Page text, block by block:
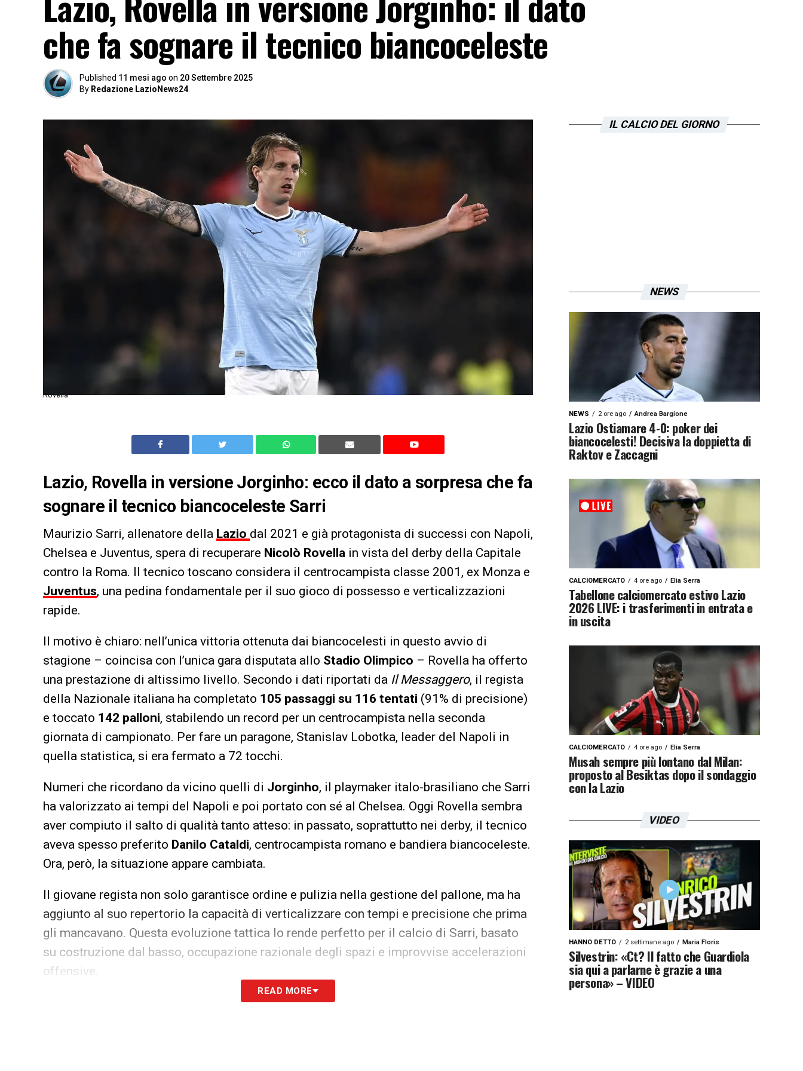
che fa sognare il tecnico biancoceleste
Published 11 mesi ago on 20 Settembre 2025
By Redazione LazioNews24
Rovella
Lazio, Rovella in versione Jorginho: ecco il dato a sorpresa che fa
sognare il tecnico biancoceleste Sarri
Maurizio Sarri, allenatore della Lazio dal 2021 e già protagonista di successi con Napoli,
Chelsea e Juventus, spera di recuperare Nicolò Rovella in vista del derby della Capitale
contro la Roma. Il tecnico toscano considera il centrocampista classe 2001, ex Monza e
Juventus, una pedina fondamentale per il suo gioco di possesso e verticalizzazioni
rapide.
Il motivo è chiaro: nell’unica vittoria ottenuta dai biancocelesti in questo avvio di
stagione – coincisa con l’unica gara disputata allo Stadio Olimpico – Rovella ha offerto
una prestazione di altissimo livello. Secondo i dati riportati da Il Messaggero, il regista
della Nazionale italiana ha completato 105 passaggi su 116 tentati (91% di precisione)
e toccato 142 palloni, stabilendo un record per un centrocampista nella seconda
giornata di campionato. Per fare un paragone, Stanislav Lobotka, leader del Napoli in
quella statistica, si era fermato a 72 tocchi.
Numeri che ricordano da vicino quelli di Jorginho, il playmaker italo-brasiliano che Sarri
ha valorizzato ai tempi del Napoli e poi portato con sé al Chelsea. Oggi Rovella sembra
aver compiuto il salto di qualità tanto atteso: in passato, soprattutto nei derby, il tecnico
aveva spesso preferito Danilo Cataldi, centrocampista romano e bandiera biancoceleste.
Ora, però, la situazione appare cambiata.
Il giovane regista non solo garantisce ordine e pulizia nella gestione del pallone, ma ha
aggiunto al suo repertorio la capacità di verticalizzare con tempi e precisione che prima
gli mancavano. Questa evoluzione tattica lo rende perfetto per il calcio di Sarri, basato
su costruzione dal basso, occupazione razionale degli spazi e improvvise accelerazioni
offensive.
Il recupero di Rovella per il derby non è quindi solo una questione di organico, ma un
READ MORE
IL CALCIO DEL GIORNO
NEWS
NEWS 2 ore ago Andrea Bargione
Lazio Ostiamare 4-0: poker dei
biancocelesti! Decisiva la doppietta di
Raktov e Zaccagni
CALCIOMERCATO 4 ore ago Elia Serra
Tabellone calciomercato estivo Lazio
2026 LIVE: i trasferimenti in entrata e
in uscita
CALCIOMERCATO 4 ore ago Elia Serra
Musah sempre più lontano dal Milan:
proposto al Besiktas dopo il sondaggio
con la Lazio
VIDEO
HANNO DETTO 2 settimane ago Maria Floris
Silvestrin: «Ct? Il fatto che Guardiola
sia qui a parlarne è grazie a una
persona» – VIDEO